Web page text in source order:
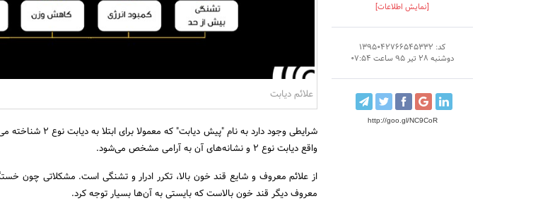
[نمایش اطلاعات]
کد: 1395042766545332
دوشنبه 28 تیر 95 ساعت 07:54
http://goo.gl/NC9CoR
علائم دیابت
شرایطی وجود دارد به نام
واقع دیابت نوع 2 و نشانه‌های آن به آرامی مشخص می‌شود.
از علائم معروف و شایع قند خون بالا، تکرر ادرار و تشنگی است. مشکلاتی چون
معروف دیگر قند خون بالاست که بایستی به آن‌ها بسیار توجه کرد.